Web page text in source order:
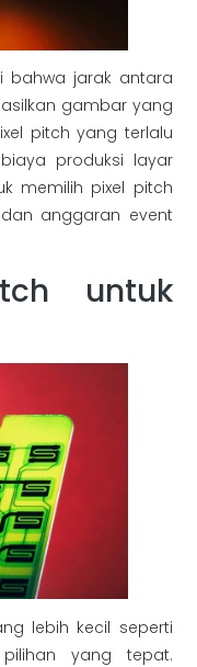
bahwa jarak antara
gambar yang
pitch yang terlalu
produksi layar
memilih pixel pitch
anggaran event
untuk
lebih kecil seperti
yang tepat.